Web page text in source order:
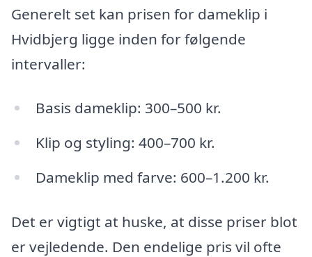
Generelt set kan prisen for dameklip i
Hvidbjerg ligge inden for følgende
intervaller:
Basis dameklip: 300–500 kr.
Klip og styling: 400–700 kr.
Dameklip med farve: 600–1.200 kr.
Det er vigtigt at huske, at disse priser blot
er vejledende. Den endelige pris vil ofte